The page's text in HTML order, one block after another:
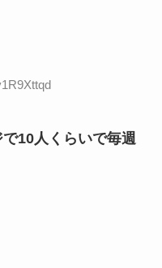
10人くらいで毎週